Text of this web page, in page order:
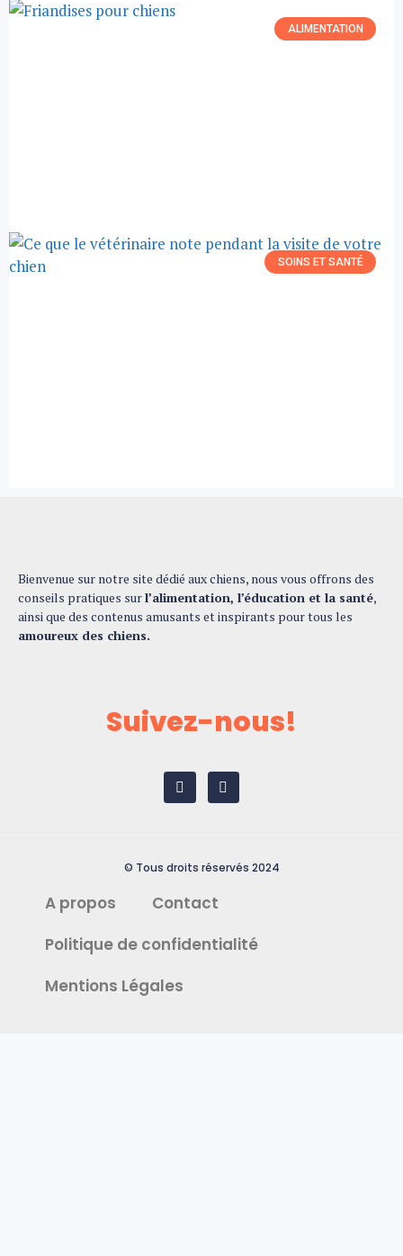
ALIMENTATION
SOINS ET SANTÉ
Bienvenue sur notre site dédié aux chiens, nous vous offrons des
conseils pratiques surl’alimentation, l’éducation et la santé,
ainsi que des contenus amusants et inspirants pour tous les
amoureux des chiens.
Suivez-nous!
© Tous droits réservés 2024
A propos
Contact
Politique de confidentialité
Mentions Légales